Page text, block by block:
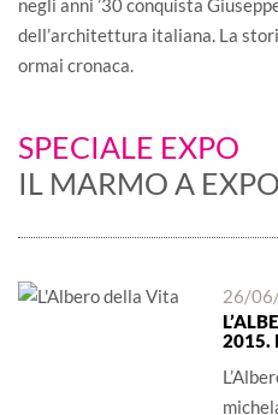
negli anni ’30 conquista
dell’architettura italiana. La
ormai cronaca.
SPECIALE EXPO
IL MARMO A
26/
2015.